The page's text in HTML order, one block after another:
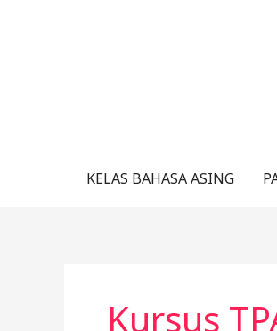
KELAS BAHASA ASING
Kursus